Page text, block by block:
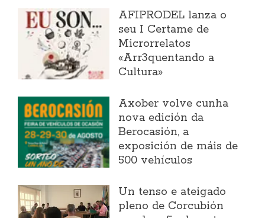
AFIPRODEL lanza o
seu I Certame de
Microrrelatos
«Arr3quentando a
Cultura»
Axober volve cunha
nova edición da
Berocasión, a
exposición de máis de
500 vehículos
Un tenso e ateigado
pleno de Corcubión